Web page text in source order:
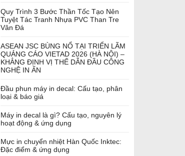
Quy Trình 3 Bước Thần Tốc Tạo Nên
Tuyệt Tác Tranh Nhựa PVC Than Tre
Vân Đá
ASEAN JSC BÙNG NỔ TẠI TRIỂN LÃM
QUẢNG CÁO VIETAD 2026 (HÀ NỘI) –
KHẲNG ĐỊNH VỊ THẾ DẪN ĐẦU CÔNG
NGHỆ IN ẤN
Đầu phun máy in decal: Cấu tạo, phân
loại & báo giá
Máy in decal là gì? Cấu tạo, nguyên lý
hoạt động & ứng dụng
Mực in chuyển nhiệt Hàn Quốc Inktec:
Đặc điểm & ứng dụng